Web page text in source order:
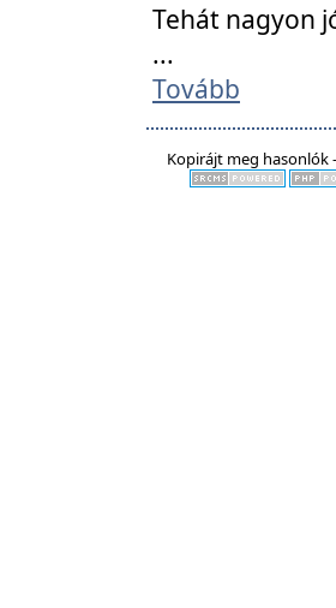
Tehát nagyon
...
Tovább
Kopirájt meg hasonlók